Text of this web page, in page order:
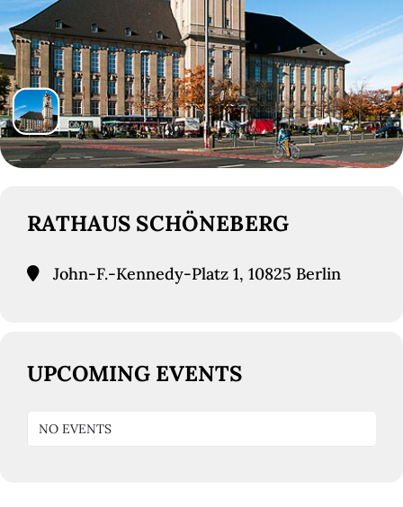
RATHAUS SCHÖNEBERG
John-F.-Kennedy-Platz 1, 10825 Berlin
UPCOMING EVENTS
NO EVENTS